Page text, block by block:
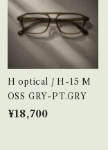
意ください。 ・気軽
香りを変えてみる
ンで複数持ちもおす
ではAir Freshene
合わせて選ぶこと
H optical / H-15 M
OSS GRY-PT.GRY
¥18,700